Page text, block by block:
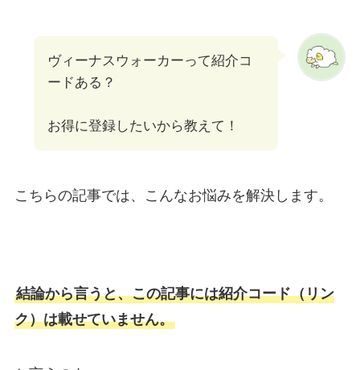
ヴィーナスウォーカーって紹介コ
ードある？
お得に登録したいから教えて！
こちらの記事では、こんなお悩みを解決します。
結論から言うと、この記事には紹介コード（リン
ク）は載せていません。